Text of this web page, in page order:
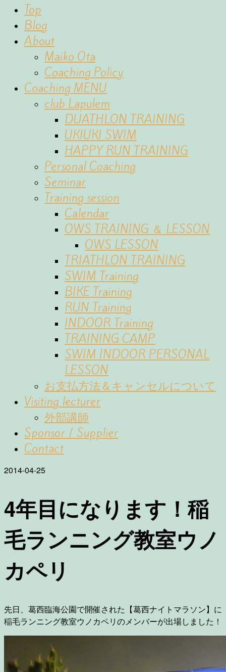
Top
Blog
About
Maiko Ota
Coaching Policy
Coaching MENU
club Lapulem
DUATHLON TRAINING
UKIUKI SWIM
HAPPY RUN TRAINING
Personal Coaching
Seminar
Training session
Calendar
OWS TRAINING ＆ LESSON
OWS LESSON
TRIATHLON TRAINING
SWIM Training
BIKE Training
RUN Training
INDOOR Training
TRAINING CAMP
SWIM INDOOR PERSONAL
LESSON
お支払方法＆キャンセルについて
Visiting lecturer
外部講師
Sponsor / Supplier
Contact
2014-04-25
4年目になります！稲
毛ランニング教室ウノ
カペリ
先日、葛西臨海公園で開催された【葛西ナイトマラソン】に
稲毛ランニング教室ウノカペリのメンバーが出場しました！